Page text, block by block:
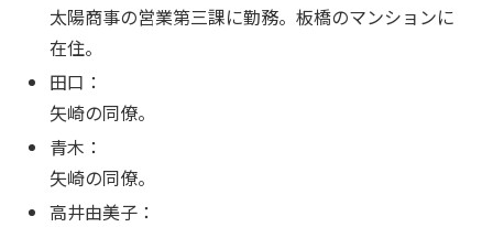
太陽商事の営業第三課に勤務。板橋のマンションに
在住。
田口：
矢崎の同僚。
青木：
矢崎の同僚。
高井由美子：